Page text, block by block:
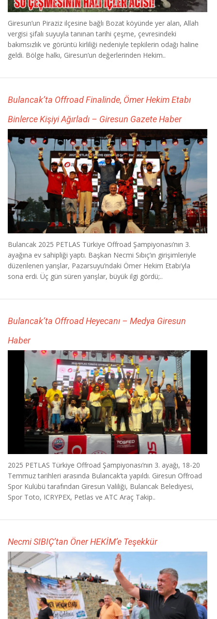
Giresun’un Piraziz ilçesine bağlı Bozat köyünde yer alan, Allah
vergisi şifalı suyuyla tanınan tarihi çeşme, çevresindeki
bakımsızlık ve görüntü kirliliği nedeniyle tepkilerin odağı haline
geldi. Bölge halkı, Giresun’un değerlerinden Hekim..
Bulancak’ta Offroad Finalinde, Ömer Hekim Etabı
Binlerce Kişiyi Ağırladı – Giresun Gazete Haber
Bulancak 2025 PETLAS Türkiye Offroad Şampiyonası’nın 3.
ayağına ev sahipliği yaptı. Başkan Necmi Sıbıç’ın girişimleriyle
düzenlenen yarışlar, Pazarsuyu’ndaki Ömer Hekim Etabı’yla
sona erdi. Üç gün süren yarışlar, büyük ilgi gördü;..
Bulancak’ta Offroad Heyecanı – Medya Giresun
Haber
2025 PETLAS Türkiye Offroad Şampiyonası’nın 3. ayağı, 18-20
Temmuz tarihleri arasında Bulancak’ta yapıldı. Giresun Offroad
Spor Kulübü tarafından Giresun Valiliği, Bulancak Belediyesi,
Spor Toto, ICRYPEX, Petlas ve ATC Araç Takip..
Necmi SIBIÇ’tan Öner HEKİM’e Teşekkür